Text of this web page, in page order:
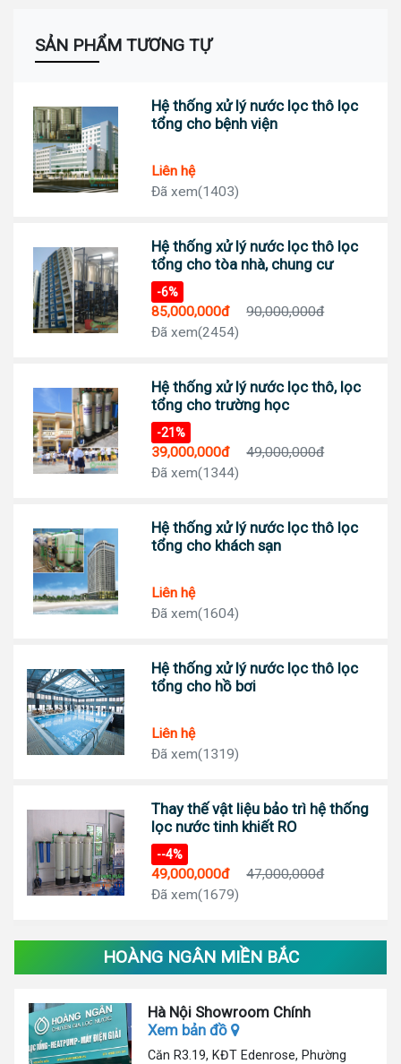
SẢN PHẨM TƯƠNG TỰ
Hệ thống xử lý nước lọc thô lọc
tổng cho bệnh viện
Liên hệ
Đã xem(1403)
Hệ thống xử lý nước lọc thô lọc
tổng cho tòa nhà, chung cư
-6%
85,000,000đ
90,000,000đ
Đã xem(2454)
Hệ thống xử lý nước lọc thô, lọc
tổng cho trường học
-21%
39,000,000đ
49,000,000đ
Đã xem(1344)
Hệ thống xử lý nước lọc thô lọc
tổng cho khách sạn
Liên hệ
Đã xem(1604)
Hệ thống xử lý nước lọc thô lọc
tổng cho hồ bơi
Liên hệ
Đã xem(1319)
Thay thế vật liệu bảo trì hệ thống
lọc nước tinh khiết RO
--4%
49,000,000đ
47,000,000đ
Đã xem(1679)
HOÀNG NGÂN MIỀN BẮC
Hà Nội Showroom Chính
Xem bản đồ
Căn R3.19, KĐT Edenrose, Phường